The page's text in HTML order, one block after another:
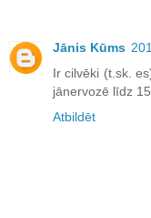
Jānis Kūms
Ir cilvēki (t.sk.
jānervozē līdz
Atbildēt